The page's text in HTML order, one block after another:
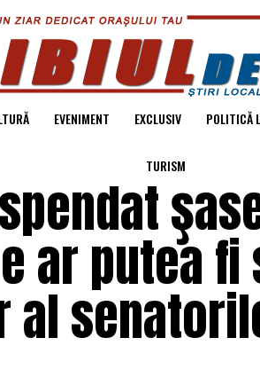
EVENIMENT EXCLUSIV POLITICĂ
TURISM
ar putea
al